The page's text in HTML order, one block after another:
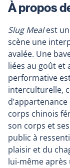
À propos
Slug Mealest
scène une
avalée. Une
liées au goût et
performative
interculturelle,
corps chinois
son corps et
public à
plaisir et du
lui-même